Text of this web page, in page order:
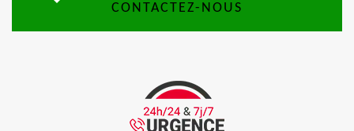
CONTACTEZ-NOUS